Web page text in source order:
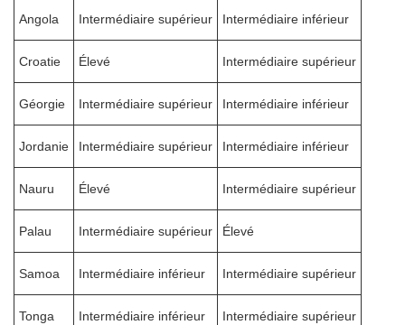
Angola Intermédiaire supérieur Intermédiaire inférieur
Croatie Élevé Intermédiaire supérieur
Géorgie Intermédiaire supérieur Intermédiaire inférieur
Jordanie Intermédiaire supérieur Intermédiaire inférieur
Nauru Élevé Intermédiaire supérieur
Palau Intermédiaire supérieur Élevé
Samoa Intermédiaire inférieur Intermédiaire supérieur
Tonga Intermédiaire inférieur Intermédiaire supérieur